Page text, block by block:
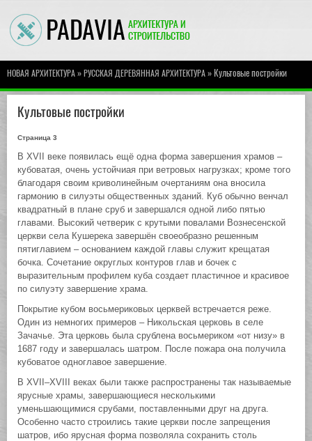
НОВАЯ АРХИТЕКТУРА»РУССКАЯ ДЕРЕВЯННАЯ АРХИТЕКТУРА» Культовые постройки
Культовые постройки
Страница 3
В XVII веке появилась ещё одна форма завершения храмов –
кубоватая, очень устойчиая при ветровых нагрузках; кроме того
благодаря своим криволинейным очертаниям она вносила
гармонию в силуэты общественных зданий. Куб обычно венчал
квадратный в плане сруб и завершался одной либо пятью
главами. Высокий четверик с крутыми повалами Вознесенской
церкви села Кушерека завершён своеобразно решенным
пятиглавием – основанием каждой главы служит крещатая
бочка. Сочетание округлых контуров глав и бочек с
выразительным профилем куба создает пластичное и красивое
по силуэту завершение храма.
Покрытие кубом восьмериковых церквей встречается реже.
Один из немногих примеров – Никольская церковь в селе
Зачачье. Эта церковь была срублена восьмериком «от низу» в
1687 году и завершалась шатром. После пожара она получила
кубоватое одноглавое завершение.
В XVII–XVIII веках были также распространены так называемые
ярусные храмы, завершающиеся несколькими
уменьшающимися срубами, поставленными друг на друга.
Особенно часто строились такие церкви после запрещения
шатров, ибо ярусная форма позволяла сохранить столь